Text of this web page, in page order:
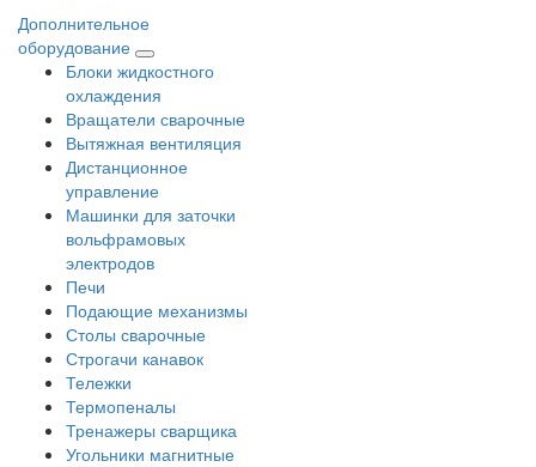
Дополнительное
оборудование
Блоки жидкостного
охлаждения
Вращатели сварочные
Вытяжная вентиляция
Дистанционное
управление
Машинки для заточки
вольфрамовых
электродов
Печи
Подающие механизмы
Столы сварочные
Строгачи канавок
Тележки
Термопеналы
Тренажеры сварщика
Угольники магнитные